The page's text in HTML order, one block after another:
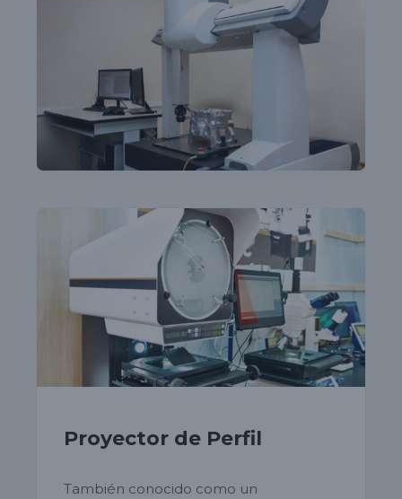
Proyector de Perfil
También conocido como un